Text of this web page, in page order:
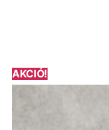
AKCIÓ!